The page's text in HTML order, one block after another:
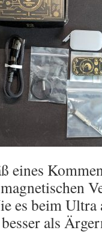
eines
es beim Ultra
als